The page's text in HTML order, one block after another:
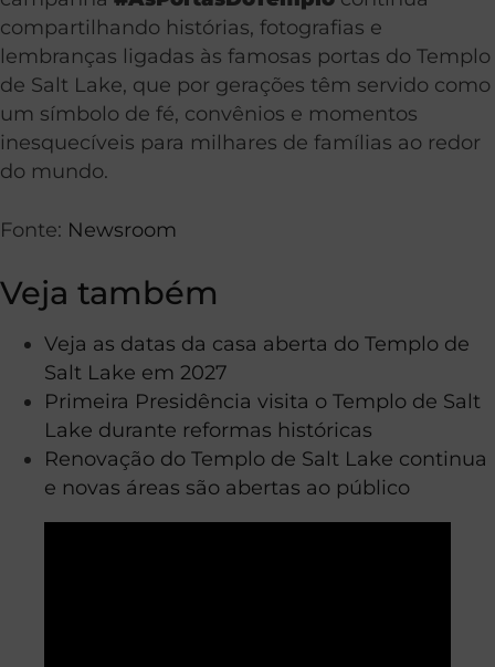
compartilhando histórias, fotografias e
lembranças ligadas às famosas portas do Templo
de Salt Lake, que por gerações têm servido como
um símbolo de fé, convênios e momentos
inesquecíveis para milhares de famílias ao redor
do mundo.
Fonte: Newsroom
Veja também
Veja as datas da casa aberta do Templo de
Salt Lake em 2027
Primeira Presidência visita o Templo de Salt
Lake durante reformas históricas
Renovação do Templo de Salt Lake continua
e novas áreas são abertas ao público